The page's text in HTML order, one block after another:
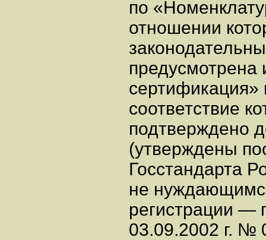
по
отношении
предусмотрена
сертификация»
соответствие
подтверждено
(утверждены
Госстандарта
не
регистрации —
03.09.2002 г.